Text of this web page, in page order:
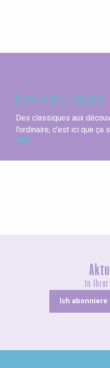
Durch andere Aspekte
Des classiques aux
l’ordinaire, c’est ici que ça
In
Ich